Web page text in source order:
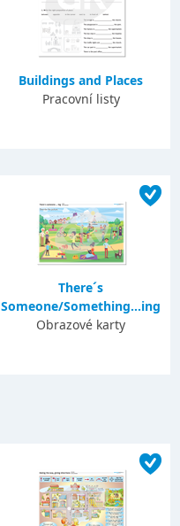
Buildings and Places
Pracovní listy
There´s
Someone/Something...ing
Obrazové karty